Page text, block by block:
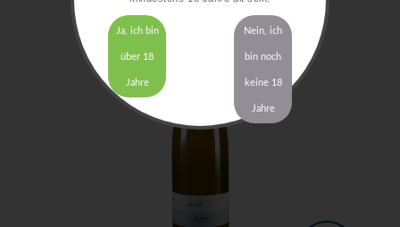
Ja, ich bin
über 18
Jahre
Nein, ich
bin noch
keine 18
Jahre